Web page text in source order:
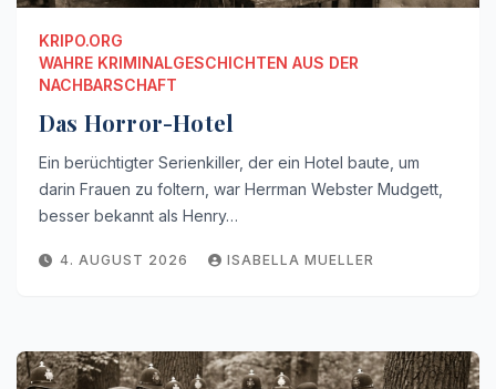
KRIPO.ORG
WAHRE KRIMINALGESCHICHTEN AUS DER
NACHBARSCHAFT
Das Horror-Hotel
Ein berüchtigter Serienkiller, der ein Hotel baute, um
darin Frauen zu foltern, war Herrman Webster Mudgett,
besser bekannt als Henry…
4. AUGUST 2026 ISABELLA MUELLER